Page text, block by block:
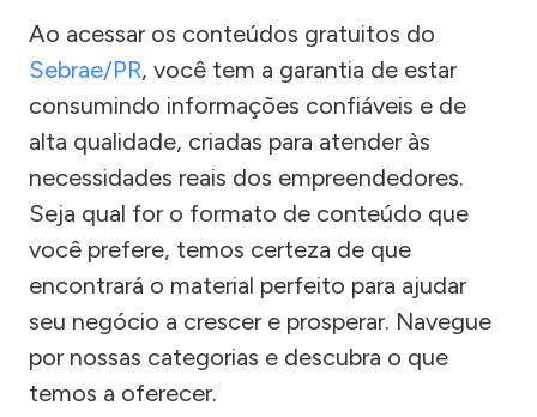
Ao acessar os conteúdos gratuitos do
Sebrae/PR, você tem a garantia de estar
consumindo informações confiáveis e de
alta qualidade, criadas para atender às
necessidades reais dos empreendedores.
Seja qual for o formato de conteúdo que
você prefere, temos certeza de que
encontrará o material perfeito para ajudar
seu negócio a crescer e prosperar. Navegue
por nossas categorias e descubra o que
temos a oferecer.